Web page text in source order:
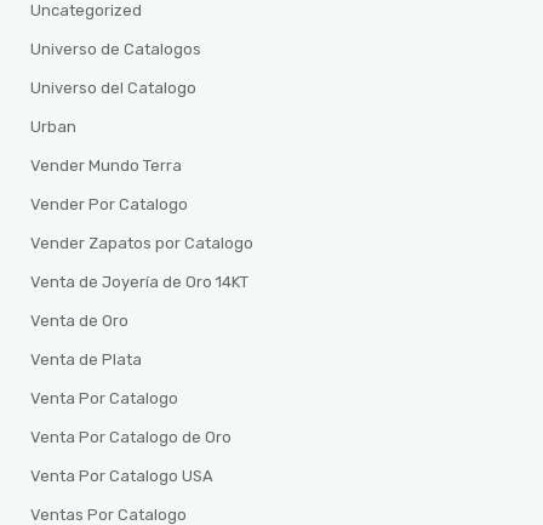
Uncategorized
Universo de Catalogos
Universo del Catalogo
Urban
Vender Mundo Terra
Vender Por Catalogo
Vender Zapatos por Catalogo
Venta de Joyería de Oro 14KT
Venta de Oro
Venta de Plata
Venta Por Catalogo
Venta Por Catalogo de Oro
Venta Por Catalogo USA
Ventas Por Catalogo